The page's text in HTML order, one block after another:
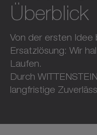
Überblick
Von der ersten Idee
Ersatzlösung: Wir
Laufen.
Durch
langfristige